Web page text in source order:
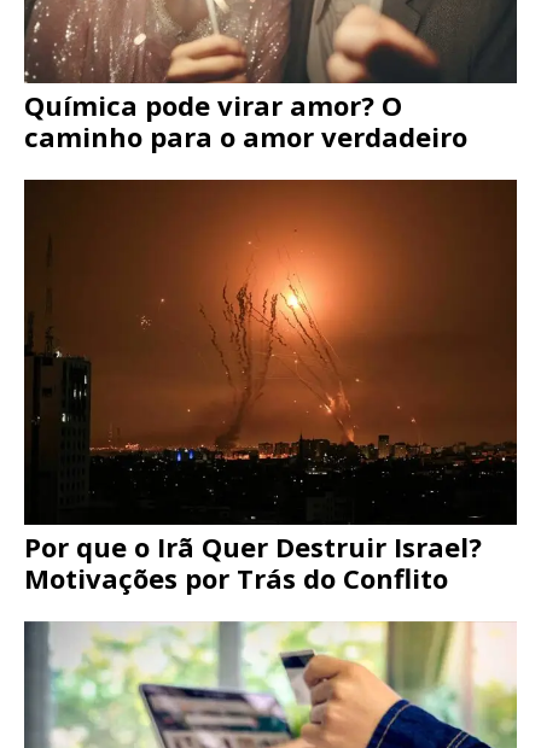
Química pode virar amor? O
caminho para o amor verdadeiro
Por que o Irã Quer Destruir Israel?
Motivações por Trás do Conflito